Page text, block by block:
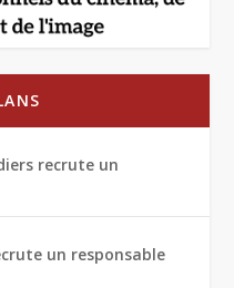
recrute un
un responsable